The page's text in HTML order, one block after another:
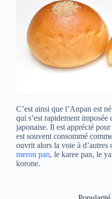
C’est ainsi que l’Anpan est
qui s’est rapidement
japonaise. Il est apprécié
est souvent consommé
ouvrit alors la voie à d’autres
meron pan, le karee pan, le
korone.